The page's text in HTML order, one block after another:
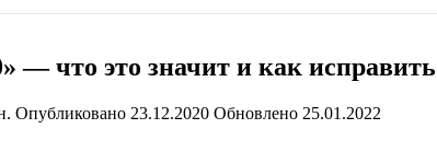
что это значит и как исправить
Опубликовано 23.12.2020 Обновлено 25.01.2022